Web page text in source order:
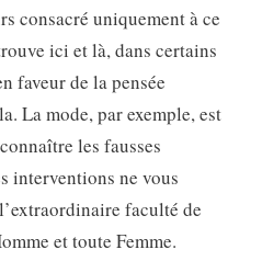
consacré uniquement à ce
ici et là, dans certains
faveur de la pensée
La mode, par exemple, est
les fausses
interventions ne vous
faculté de
et toute Femme.